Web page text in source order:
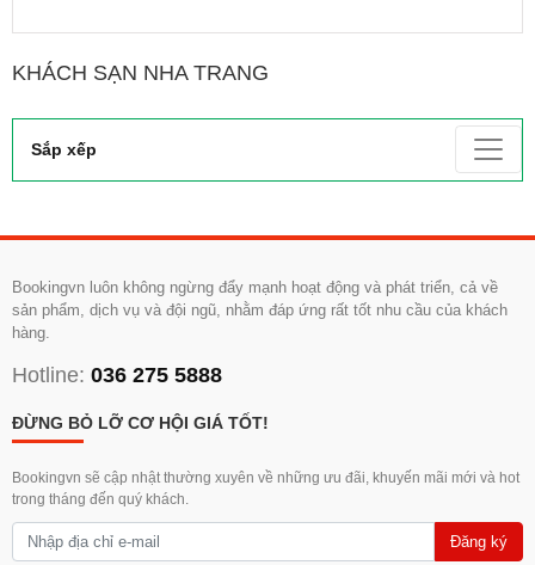
KHÁCH SẠN NHA TRANG
Sắp xếp
Bookingvn luôn không ngừng đẩy mạnh hoạt động và phát triển, cả về
sản phẩm, dịch vụ và đội ngũ, nhằm đáp ứng rất tốt nhu cầu của khách
hàng.
Hotline: 036 275 5888
ĐỪNG BỎ LỠ CƠ HỘI GIÁ TỐT!
Bookingvn sẽ cập nhật thường xuyên về những ưu đãi, khuyến mãi mới và hot
trong tháng đến quý khách.
Đăng ký